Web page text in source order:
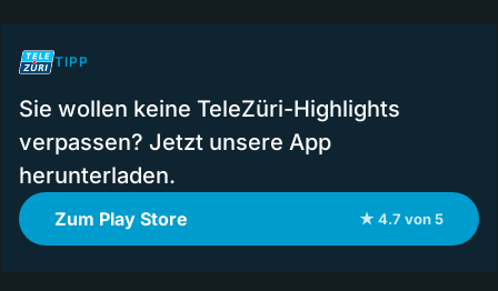
TIPP
Sie wollen keine TeleZüri-Highlights
verpassen? Jetzt unsere App
herunterladen.
Zum Play Store ★ 4.7 von 5